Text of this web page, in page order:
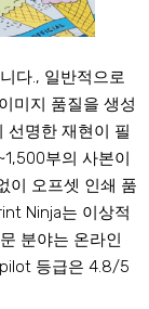
다., 일반적으로
미지 품질을 생성
선명한 재현이 필
부의 사본이
이 오프셋 인쇄 품
Ninja는 이상적
분야는 온라인
등급은 4.8/5